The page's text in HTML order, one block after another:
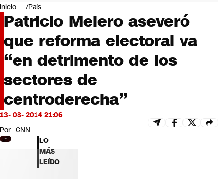
Negocios
Deportes
Programas completos
Cultura
Servicios
Bits
CNN tiempo
Futuro 360
Opinión
Inicio País
Patricio Melero aseveró
que reforma electoral va
“en detrimento de los
sectores de
centroderecha”
13- 08- 2014 21:06
Por CNN
LO
MÁS
LEÍDO